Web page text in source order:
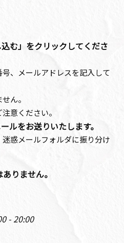
む」をクリックしてくださ
、メールアドレスを記入して
ん。
意ください。
ルをお送りいたします。
惑メールフォルダに振り分け
りません。
- 20:00